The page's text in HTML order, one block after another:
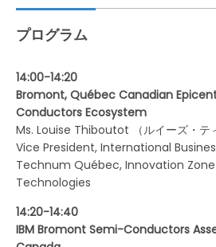
プログラム
14:00-14:20
Bromont, Québec Canadian
Conductors Ecosystem
Ms. Louise Thiboutot （ルイーズ・テ
Vice President, International
Technum Québec, Innovation
Technologies
14:20-14:40
IBM Bromont Semi-Conductors